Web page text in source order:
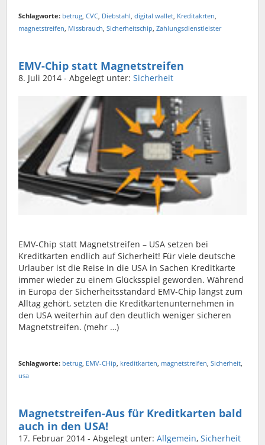
Schlagworte: betrug, CVC, Diebstahl, digital wallet, Kreditakrten,
magnetstreifen, Missbrauch, Sicherheitschip, Zahlungsdienstleister
EMV-Chip statt Magnetstreifen
8. Juli 2014 - Abgelegt unter: Sicherheit
EMV-Chip statt Magnetstreifen – USA setzen bei
Kreditkarten endlich auf Sicherheit! Für viele deutsche
Urlauber ist die Reise in die USA in Sachen Kreditkarte
immer wieder zu einem Glücksspiel geworden. Während
in Europa der Sicherheitsstandard EMV-Chip längst zum
Alltag gehört, setzten die Kreditkartenunternehmen in
den USA weiterhin auf den deutlich weniger sicheren
Magnetstreifen. (mehr …)
Schlagworte: betrug, EMV-CHip, kreditkarten, magnetstreifen, Sicherheit,
usa
Magnetstreifen-Aus für Kreditkarten bald
auch in den USA!
17. Februar 2014 - Abgelegt unter: Allgemein, Sicherheit